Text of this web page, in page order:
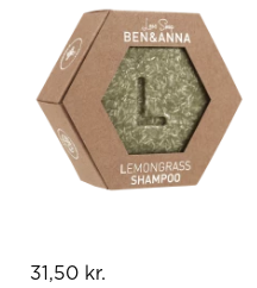
31,50 kr.